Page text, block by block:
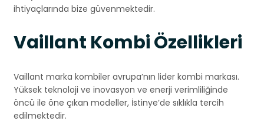
ihtiyaçlarında bize güvenmektedir.
Vaillant Kombi Özellikleri
Vaillant marka kombiler avrupa’nın lider kombi markası.
Yüksek teknoloji ve inovasyon ve enerji verimliliğinde
öncü ile öne çıkan modeller, İstinye’de sıklıkla tercih
edilmektedir.